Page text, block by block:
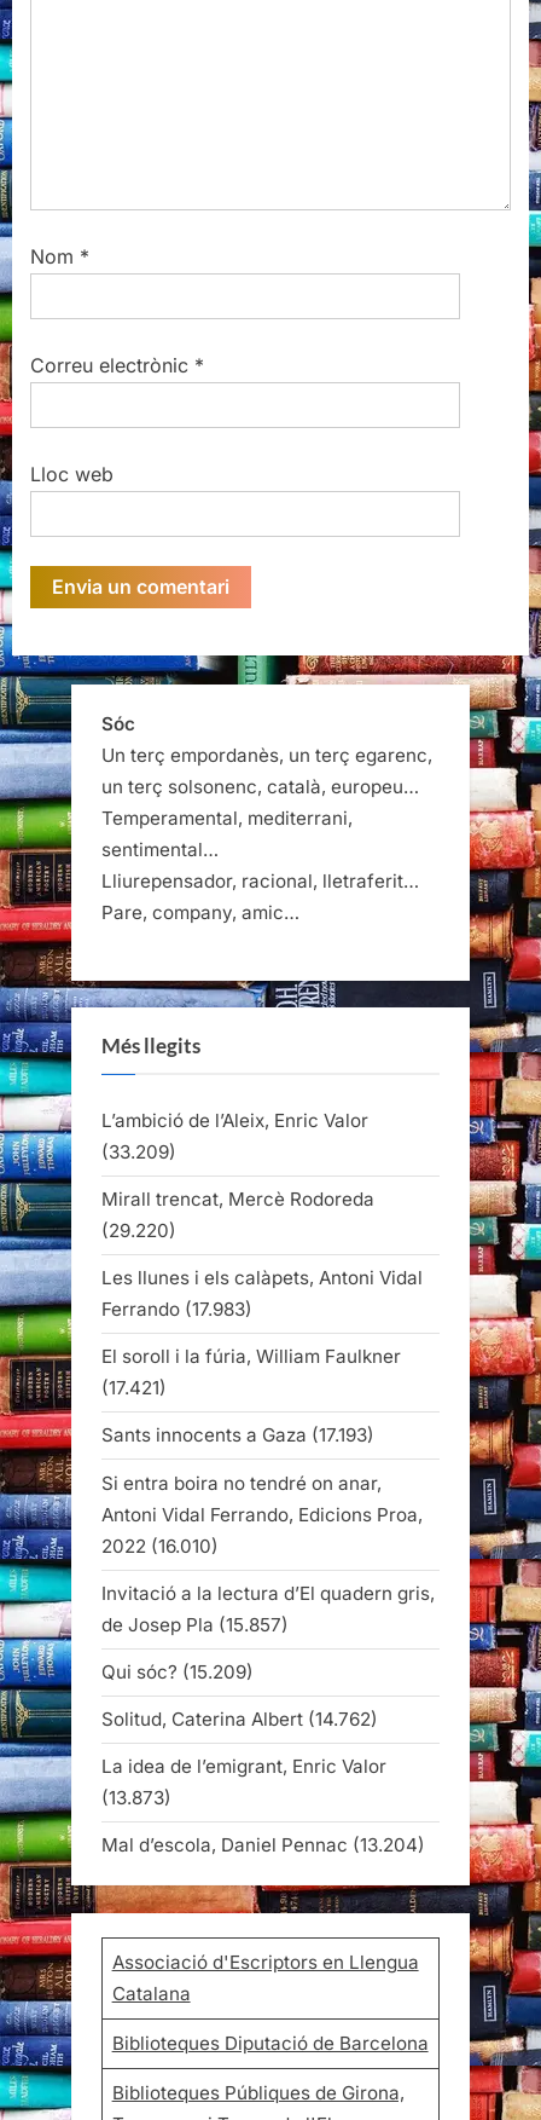
Nom *
Correu electrònic *
Lloc web
Sóc
Un terç empordanès, un terç egarenc,
un terç solsonenc, català, europeu…
Temperamental, mediterrani,
sentimental…
Lliurepensador, racional, lletraferit…
Pare, company, amic…
Més llegits
L’ambició de l’Aleix, Enric Valor
(33.209)
Mirall trencat, Mercè Rodoreda
(29.220)
Les llunes i els calàpets, Antoni Vidal
Ferrando (17.983)
El soroll i la fúria, William Faulkner
(17.421)
Sants innocents a Gaza (17.193)
Si entra boira no tendré on anar,
Antoni Vidal Ferrando, Edicions Proa,
2022 (16.010)
Invitació a la lectura d’El quadern gris,
de Josep Pla (15.857)
Qui sóc? (15.209)
Solitud, Caterina Albert (14.762)
La idea de l’emigrant, Enric Valor
(13.873)
Mal d’escola, Daniel Pennac (13.204)
Associació d'Escriptors en Llengua
Catalana
Biblioteques Diputació de Barcelona
Biblioteques Públiques de Girona,